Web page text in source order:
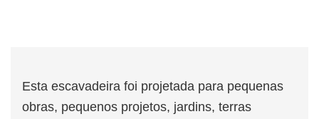
Esta escavadeira foi projetada para pequenas
obras, pequenos projetos, jardins, terras